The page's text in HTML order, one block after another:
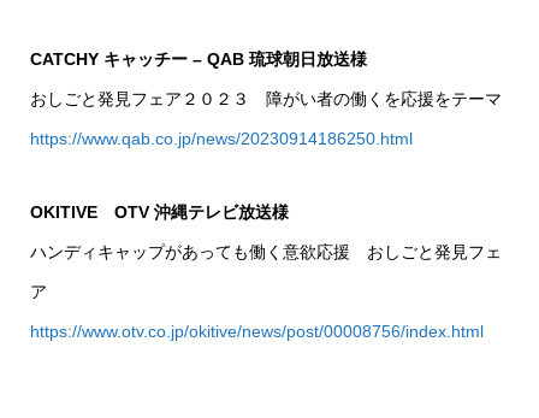
CATCHY キャッチー – QAB 琉球朝日放送様
おしごと発見フェア２０２３ 障がい者の働くを応援をテーマ
https://www.qab.co.jp/news/20230914186250.html
OKITIVE OTV 沖縄テレビ放送様
ハンディキャップがあっても働く意欲応援 おしごと発見フェ
ア
https://www.otv.co.jp/okitive/news/post/00008756/index.html